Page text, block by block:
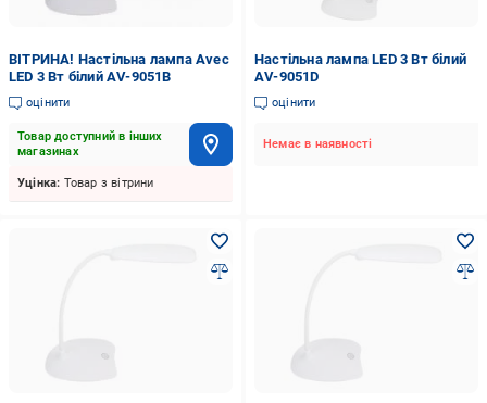
ВІТРИНА! Настільна лампа Avec
LED 3 Вт білий AV-9051B
оцінити
Товар доступний в інших
магазинах
Уцінка: Товар з вітрини
Настільна лампа LED 3 Вт білий
AV-9051D
оцінити
Немає в наявності